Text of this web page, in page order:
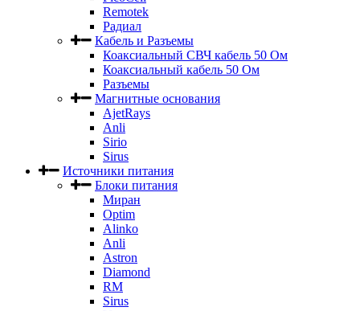
Remotek
Радиал
Кабель и Разъемы
Коаксиальный СВЧ кабель 50 Ом
Коаксиальный кабель 50 Ом
Разъемы
Магнитные основания
AjetRays
Anli
Sirio
Sirus
Источники питания
Блоки питания
Миран
Optim
Alinko
Anli
Astron
Diamond
RM
Sirus